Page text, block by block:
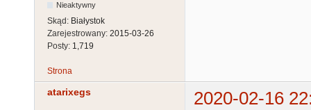
Nieaktywny
Skąd: Białystok
Zarejestrowany: 2015-03-26
Posty: 1,719
Strona
atarixegs 2020-02-16